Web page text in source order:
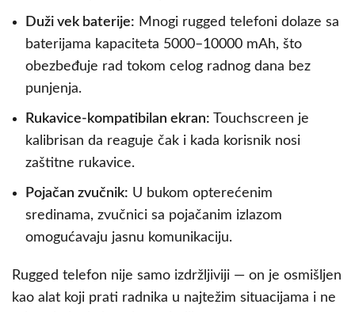
Duži vek baterije: Mnogi rugged telefoni dolaze sa
baterijama kapaciteta 5000–10000 mAh, što
obezbeđuje rad tokom celog radnog dana bez
punjenja.
Rukavice-kompatibilan ekran: Touchscreen je
kalibrisan da reaguje čak i kada korisnik nosi
zaštitne rukavice.
Pojačan zvučnik: U bukom opterećenim
sredinama, zvučnici sa pojačanim izlazom
omogućavaju jasnu komunikaciju.
Rugged telefon nije samo izdržljiviji — on je osmišljen
kao alat koji prati radnika u najtežim situacijama i ne